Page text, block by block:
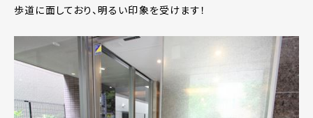
歩道に面しており、明るい印象を受けます！